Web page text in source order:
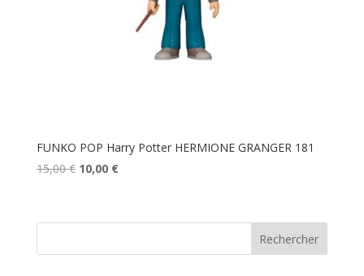
FUNKO POP Harry Potter HERMIONE GRANGER 181
15,00€ Le
était :
10,00 €Le
est :